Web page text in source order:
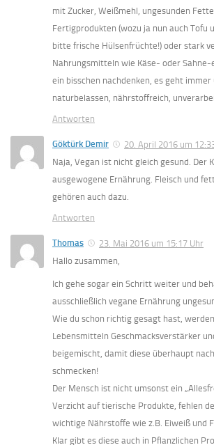
mit Zucker, Weißmehl, ungesunden
Fertigprodukten (wozu ja nun auch Tofu
bitte frische Hülsenfrüchte!) oder stark
Nahrungsmitteln wie Käse- oder
ein bisschen nachdenken, es geht
naturbelassen, nährstoffreich,
Antworten
Göktürk Demir
20. April 2016 um
Naja, Vegan ist nicht gleich gesund. Der
ausgewogene Ernährung. Fleisch und
gehören auch dazu.
Antworten
Thomas
23. Mai 2016 um 15:17 Uhr
Hallo zusammen,
Ich gehe sogar ein Schritt weiter und
ausschließlich vegane Ernährung
Wie du schon richtig gesagt hast,
Lebensmitteln Geschmacksverstärker
beigemischt, damit diese überhaupt
schmecken!
Der Mensch ist nicht umsonst ein
Verzicht auf tierische Produkte, fehlen
wichtige Nährstoffe wie z.B. Eiweiß und
Klar gibt es diese auch in Pflanzlichen